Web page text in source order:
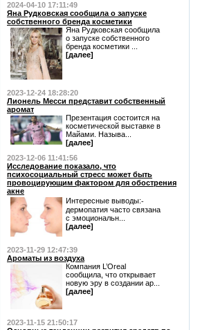
2024-04-10 17:11:49
Яна Рудковская сообщила о запуске
собственного бренда косметики
Яна Рудковская сообщила
о запуске собственного
бренда косметики ...
[далее]
2023-12-24 18:28:20
Лионель Месси представит собственный
аромат
Презентация состоится на
косметической выставке в
Майами. Называ...
[далее]
2023-12-06 11:41:56
Исследование показало, что
психосоциальный стресс может быть
провоцирующим фактором для обострения
акне
Интересные выводы:⁃
дермопатия часто связана
с эмоциональн...
[далее]
2023-11-29 12:47:39
Ароматы из воздуха
Компания L’Oreal
сообщила, что открывает
новую эру в создании ар...
[далее]
2023-11-15 21:50:17